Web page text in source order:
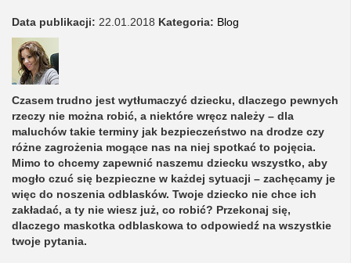
Data publikacji: 22.01.2018 Kategoria: Blog
Czasem trudno jest wytłumaczyć dziecku, dlaczego pewnych
rzeczy nie można robić, a niektóre wręcz należy – dla
maluchów takie terminy jak bezpieczeństwo na drodze czy
różne zagrożenia mogące nas na niej spotkać to pojęcia.
Mimo to chcemy zapewnić naszemu dziecku wszystko, aby
mogło czuć się bezpieczne w każdej sytuacji – zachęcamy je
więc do noszenia odblasków. Twoje dziecko nie chce ich
zakładać, a ty nie wiesz już, co robić? Przekonaj się,
dlaczego maskotka odblaskowa to odpowiedź na wszystkie
twoje pytania.